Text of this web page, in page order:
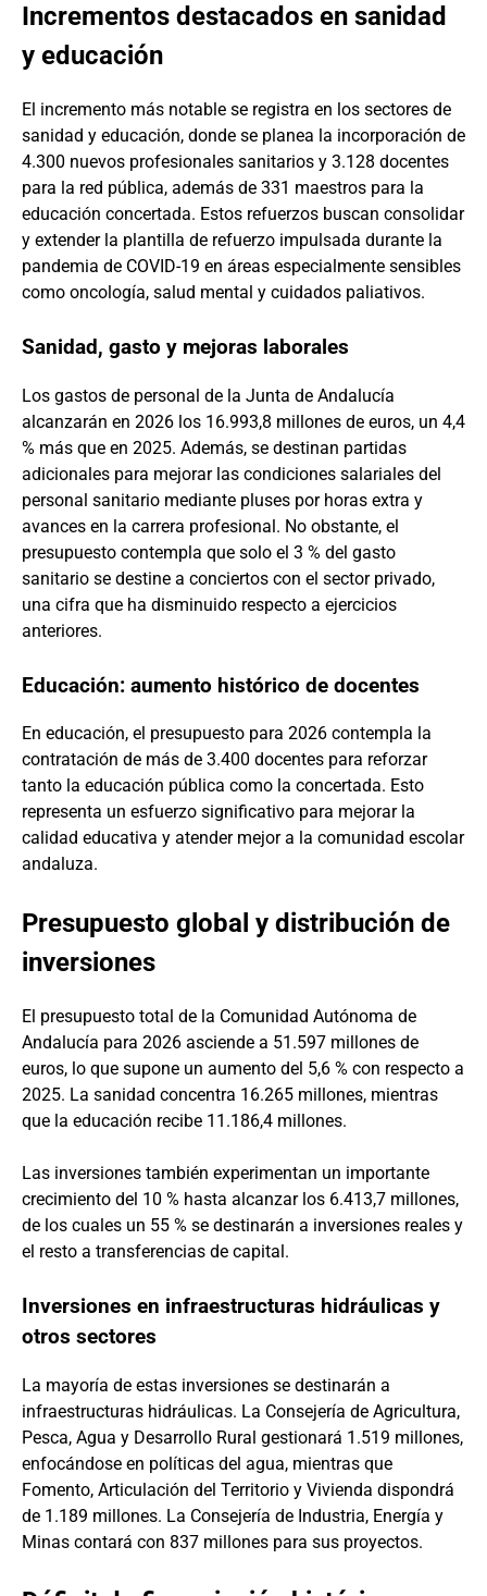
Incrementos destacados en sanidad
y educación
El incremento más notable se registra en los sectores de
sanidad y educación, donde se planea la incorporación de
4.300 nuevos profesionales sanitarios y 3.128 docentes
para la red pública, además de 331 maestros para la
educación concertada. Estos refuerzos buscan consolidar
y extender la plantilla de refuerzo impulsada durante la
pandemia de COVID-19 en áreas especialmente sensibles
como oncología, salud mental y cuidados paliativos.
Sanidad, gasto y mejoras laborales
Los gastos de personal de la Junta de Andalucía
alcanzarán en 2026 los 16.993,8 millones de euros, un 4,4
% más que en 2025. Además, se destinan partidas
adicionales para mejorar las condiciones salariales del
personal sanitario mediante pluses por horas extra y
avances en la carrera profesional. No obstante, el
presupuesto contempla que solo el 3 % del gasto
sanitario se destine a conciertos con el sector privado,
una cifra que ha disminuido respecto a ejercicios
anteriores.
Educación: aumento histórico de docentes
En educación, el presupuesto para 2026 contempla la
contratación de más de 3.400 docentes para reforzar
tanto la educación pública como la concertada. Esto
representa un esfuerzo significativo para mejorar la
calidad educativa y atender mejor a la comunidad escolar
andaluza.
Presupuesto global y distribución de
inversiones
El presupuesto total de la Comunidad Autónoma de
Andalucía para 2026 asciende a 51.597 millones de
euros, lo que supone un aumento del 5,6 % con respecto a
2025. La sanidad concentra 16.265 millones, mientras
que la educación recibe 11.186,4 millones.
Las inversiones también experimentan un importante
crecimiento del 10 % hasta alcanzar los 6.413,7 millones,
de los cuales un 55 % se destinarán a inversiones reales y
el resto a transferencias de capital.
Inversiones en infraestructuras hidráulicas y
otros sectores
La mayoría de estas inversiones se destinarán a
infraestructuras hidráulicas. La Consejería de Agricultura,
Pesca, Agua y Desarrollo Rural gestionará 1.519 millones,
enfocándose en políticas del agua, mientras que
Fomento, Articulación del Territorio y Vivienda dispondrá
de 1.189 millones. La Consejería de Industria, Energía y
Minas contará con 837 millones para sus proyectos.